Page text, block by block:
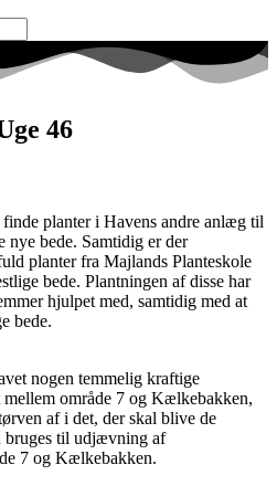
46
planter i Havens andre anlæg til
nye bede. Samtidig er der
planter fra Majlands Planteskole
bede. Plantningen af disse har
hjulpet med, samtidig med at
bede.
nogen temmelig kraftige
område 7 og Kælkebakken,
af i det, der skal blive de
bruges til udjævning af
7 og Kælkebakken.